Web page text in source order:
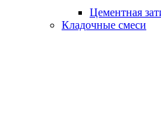
Цементная
Кладочные смеси